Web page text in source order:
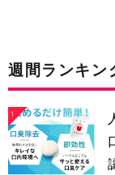
週間ランキン
1